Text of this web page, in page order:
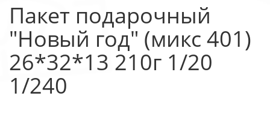
Пакет подарочный
"Новый год" (микс 401)
26*32*13 210г 1/20
1/240